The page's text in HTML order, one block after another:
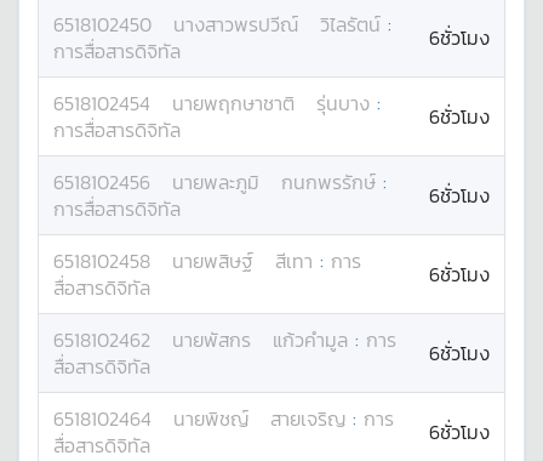
6518102450 นางสาวพรปวีณ์ วิไลรัตน์ :
การสื่อสารดิจิทัล
6ชั่วโมง
6518102454 นายพฤกษาชาติ รุ่นบาง :
การสื่อสารดิจิทัล
6ชั่วโมง
6518102456 นายพละภูมิ กนกพรรักษ์ :
การสื่อสารดิจิทัล
6ชั่วโมง
6518102458 นายพสิษฐ์ สีเทา : การ
สื่อสารดิจิทัล
6ชั่วโมง
6518102462 นายพัสกร แก้วคำมูล : การ
สื่อสารดิจิทัล
6ชั่วโมง
6518102464 นายพิชญ์ สายเจริญ : การ
สื่อสารดิจิทัล
6ชั่วโมง